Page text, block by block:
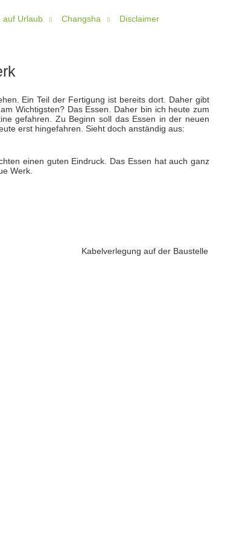
auf Urlaub Changsha Disclaimer
Ein Teil der Fertigung ist bereits dort. Daher gibt
Wichtigsten? Das Essen. Daher bin ich heute zum
gefahren. Zu Beginn soll das Essen in der neuen
erst hingefahren. Sieht doch anständig aus:
einen guten Eindruck. Das Essen hat auch ganz
Werk.
Kabelverlegung auf der Baustelle